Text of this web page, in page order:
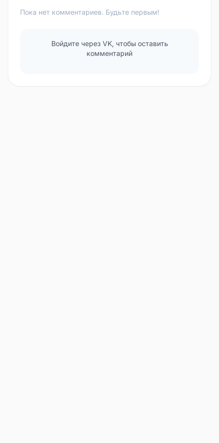
Пока нет комментариев. Будьте первым!
Войдите через VK, чтобы оставить
комментарий